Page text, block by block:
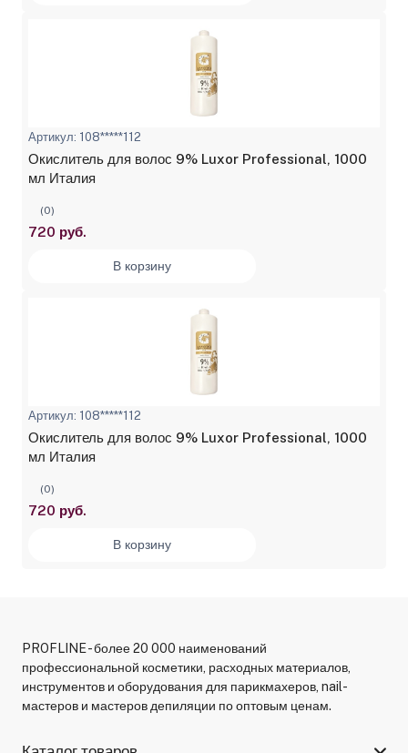
Артикул: 108*****112
Окислитель для волос 9% Luxor Professional, 1000
мл Италия
(0)
720 руб.
В корзину
Артикул: 108*****112
Окислитель для волос 9% Luxor Professional, 1000
мл Италия
(0)
720 руб.
В корзину
PROFLINE - более 20 000 наименований
профессиональной косметики, расходных материалов,
инструментов и оборудования для парикмахеров, nail-
мастеров и мастеров депиляции по оптовым ценам.